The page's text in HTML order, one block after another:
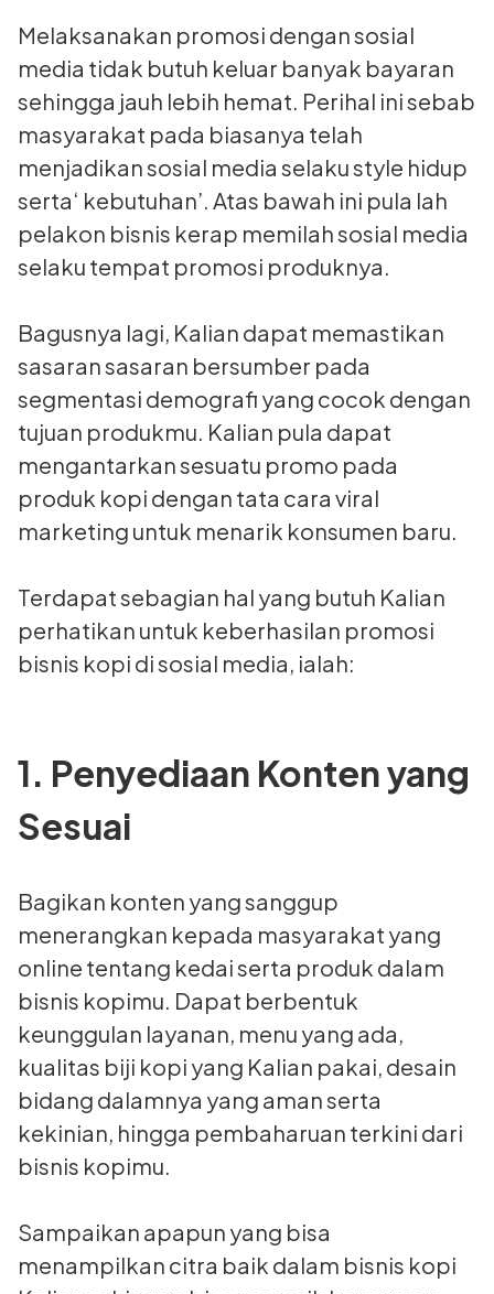
Melaksanakan promosi dengan sosial
media tidak butuh keluar banyak bayaran
sehingga jauh lebih hemat. Perihal ini sebab
masyarakat pada biasanya telah
menjadikan sosial media selaku style hidup
serta‘ kebutuhan’. Atas bawah ini pula lah
pelakon bisnis kerap memilah sosial media
selaku tempat promosi produknya.
Bagusnya lagi, Kalian dapat memastikan
sasaran sasaran bersumber pada
segmentasi demografi yang cocok dengan
tujuan produkmu. Kalian pula dapat
mengantarkan sesuatu promo pada
produk kopi dengan tata cara viral
marketing untuk menarik konsumen baru.
Terdapat sebagian hal yang butuh Kalian
perhatikan untuk keberhasilan promosi
bisnis kopi di sosial media, ialah:
1. Penyediaan Konten yang
Sesuai
Bagikan konten yang sanggup
menerangkan kepada masyarakat yang
online tentang kedai serta produk dalam
bisnis kopimu. Dapat berbentuk
keunggulan layanan, menu yang ada,
kualitas biji kopi yang Kalian pakai, desain
bidang dalamnya yang aman serta
kekinian, hingga pembaharuan terkini dari
bisnis kopimu.
Sampaikan apapun yang bisa
menampilkan citra baik dalam bisnis kopi